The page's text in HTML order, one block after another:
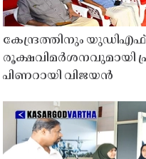
കേന്ദ്രത്തിനും
രൂക്ഷവിമർശനവുമായി
പിണറായി വിജയൻ